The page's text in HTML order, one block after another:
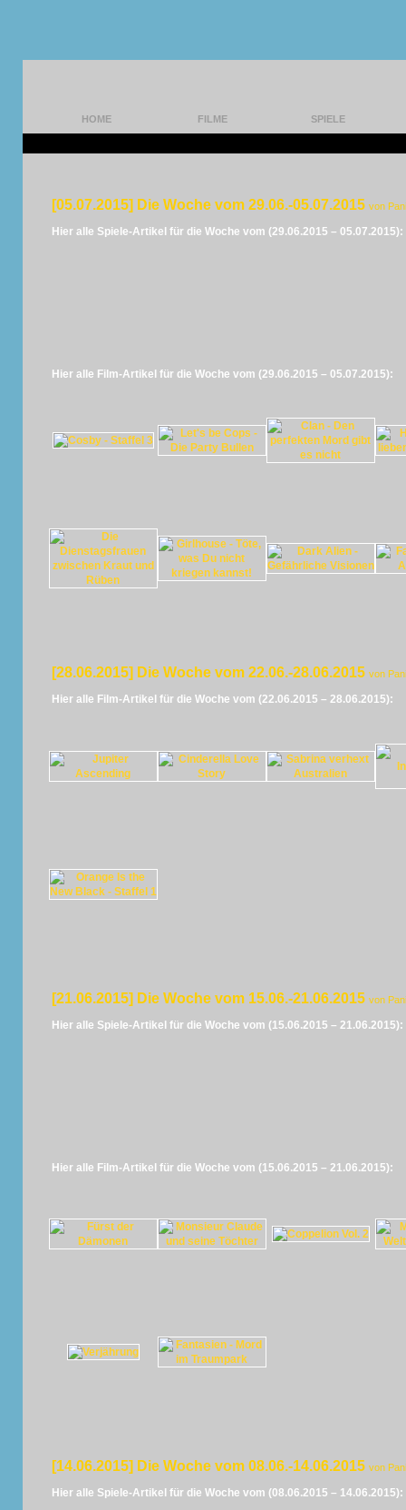
HOME FILME SPIELE
[05.07.2015] Die Woche vom 29.06.-05.07.2015 von
Hier alle Spiele-Artikel für die Woche vom (29.06.2015 – 05.07.2015):
Hier alle Film-Artikel für die Woche vom (29.06.2015 – 05.07.2015):
[28.06.2015] Die Woche vom 22.06.-28.06.2015 von
Hier alle Film-Artikel für die Woche vom (22.06.2015 – 28.06.2015):
[21.06.2015] Die Woche vom 15.06.-21.06.2015 von
Hier alle Spiele-Artikel für die Woche vom (15.06.2015 – 21.06.2015):
Hier alle Film-Artikel für die Woche vom (15.06.2015 – 21.06.2015):
[14.06.2015] Die Woche vom 08.06.-14.06.2015 von
Hier alle Spiele-Artikel für die Woche vom (08.06.2015 – 14.06.2015):